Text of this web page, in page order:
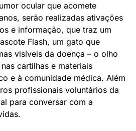
ocular que acomete
serão realizadas ativações
e informação, que traz um
Flash, um gato que
visíveis da doença – o olho
cartilhas e materiais
e à comunidade médica. Além
profissionais voluntários da
para conversar com a